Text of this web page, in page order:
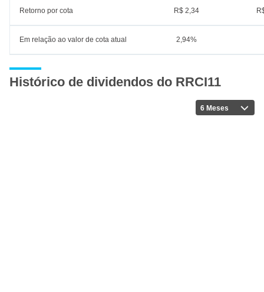
Retorno por cota R$ 2,34
Em relação ao valor de cota atual 2,94%
Histórico de dividendos do RRCI11
6 Meses